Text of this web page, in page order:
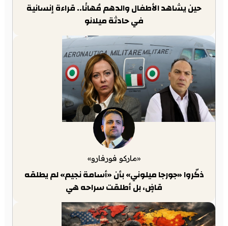
حين يشاهد الأطفال والدهم مُهانًا.. قراءة إنسانية
في حادثة ميلانو
«ماركو فورفارو»
ذكّروا «جورجا ميلوني» بأن «أسامة نجيم» لم يطلقه
قاضٍ، بل أطلقت سراحه هي